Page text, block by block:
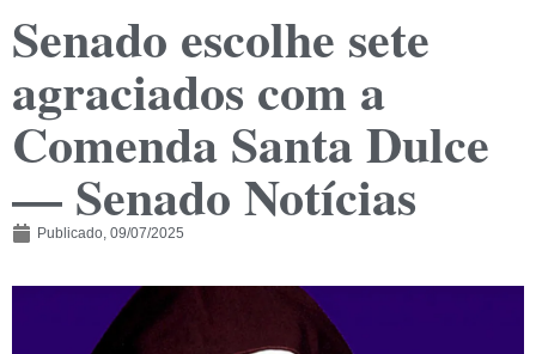
Senado escolhe sete
agraciados com a
Comenda Santa Dulce
— Senado Notícias
Publicado, 09/07/2025